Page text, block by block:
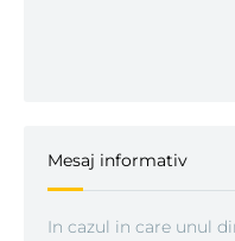
Mesaj informativ
In cazul in care unul